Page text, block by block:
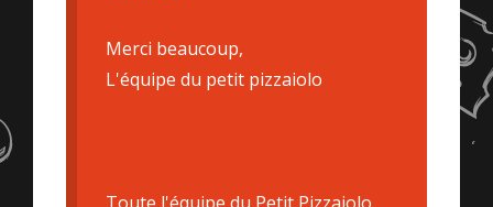
Merci beaucoup,
L'équipe du petit pizzaiolo